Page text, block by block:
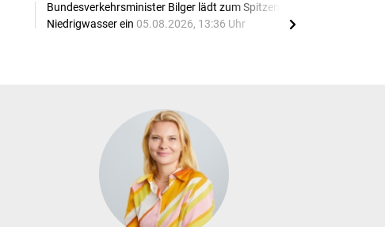
Bundesverkehrsminister Bilger lädt zum Spitzengespräch
Niedrigwasser ein 05.08.2026, 13:36 Uhr